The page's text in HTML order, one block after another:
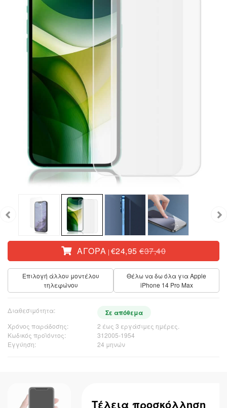
ΑΓΟΡΆ | €24,95 €37,40
Επιλογή άλλου μοντέλου
τηλεφώνου
Θέλω να δω όλα για Apple
iPhone 14 Pro Max
Διαθεσιμότητα: Σε απόθεμα
Χρόνος παράδοσης:
2 έως 3 εργάσιμες ημέρες.
Κωδικός προϊόντος:
312005-1954
Εγγύηση:
24 μηνών
Τέλεια προσκόλληση